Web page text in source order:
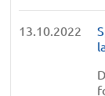
13.10.2022